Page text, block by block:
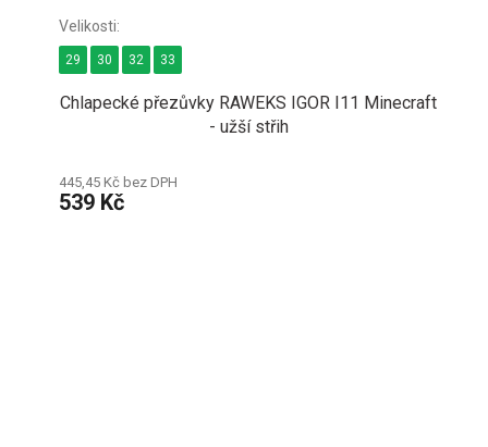
Chlapecké přezůvky RAWEKS IGOR I11 Minecraft
- užší střih
445,45 Kč bez DPH
539 Kč
29 30 32 33